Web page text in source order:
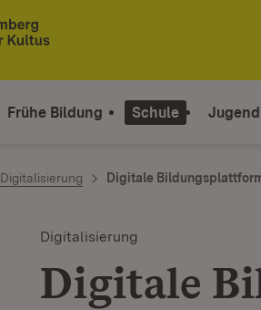
Frühe Bildung Schule
Digitalisierung Digitale
Digitalisierung
Digitale